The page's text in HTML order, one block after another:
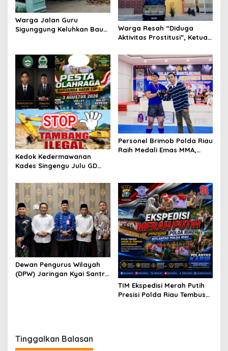
Warga Jalan Guru
Sigunggung Keluhkan Bau
Warga Resah “Diduga
Aktivitas Prostitusi”, Ketua
Periksa Legalitas dan
Aktivitas Z Homestay di
Jalan Tanjung Datuk
Kedok Kedermawanan
Kades Singengu Julu GD
PETI Kotanopan
Personel Brimob Polda Riau
Raih Medali Emas MMA,
Dewan Pengurus Wilayah
(DPW) Jaringan Kyai Santri
TIM Ekspedisi Merah Putih
Presisi Polda Riau Tembus
Tinggalkan Balasan